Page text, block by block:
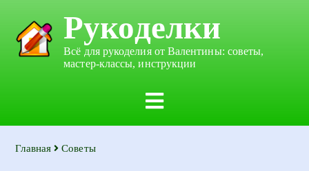
Рукоделки
Всё для рукоделия от Валентины: советы,
мастер-классы, инструкции
Главная Советы